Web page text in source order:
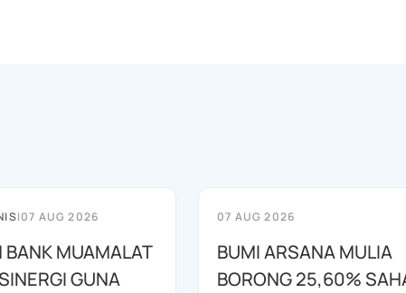
|07 AUG 2026
BANK MUAMALAT
GUNA
07 AUG 2026
BUMI ARSANA MULIA
BORONG 25,60%